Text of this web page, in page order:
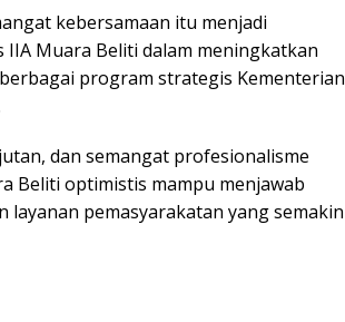
kebersamaan itu menjadi
Muara Beliti dalam meningkatkan
program strategis Kementerian
dan semangat profesionalisme
Beliti optimistis mampu menjawab
pemasyarakatan yang semakin